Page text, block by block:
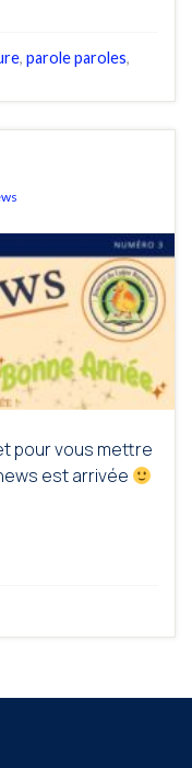
, parole paroles,
pour vous mettre
est arrivée